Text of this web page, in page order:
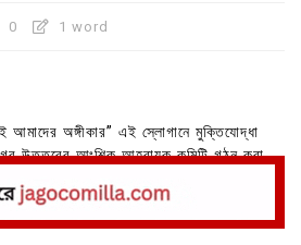
0 1 word
আমাদের অঙ্গীকার” এই স্লোগানে মুক্তিযোদ্ধা
উত্তরের আংশিক আহবায়ক কমিটি গঠন করা